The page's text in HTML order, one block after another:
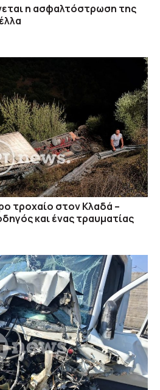
η ασφαλτόστρωση της
τροχαίο στον Κλαδά –
και ένας τραυματίας